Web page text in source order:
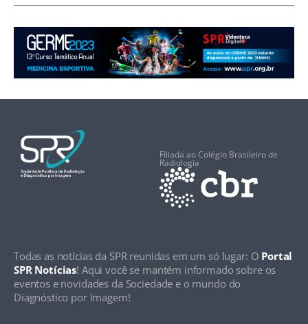
Filiada ao Colégio Brasileiro de
Radiologia
Todas as notícias da SPR reunidas em um só lugar: O Portal
SPR Notícias! Aqui você se mantém informado sobre os
eventos e novidades da Sociedade e o mundo do
Diagnóstico por Imagem!